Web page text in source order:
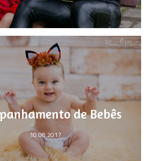
de Bebês
10.08.2017